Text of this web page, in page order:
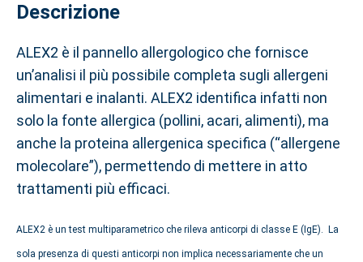
Descrizione
ALEX2 è il pannello allergologico che fornisce
un’analisi il più possibile completa sugli allergeni
alimentari e inalanti. ALEX2 identifica infatti non
solo la fonte allergica (pollini, acari, alimenti), ma
anche la proteina allergenica specifica (“allergene
molecolare”), permettendo di mettere in atto
trattamenti più efficaci.
ALEX2 è un test multiparametrico che rileva anticorpi di classe E (IgE). La
sola presenza di questi anticorpi non implica necessariamente che un